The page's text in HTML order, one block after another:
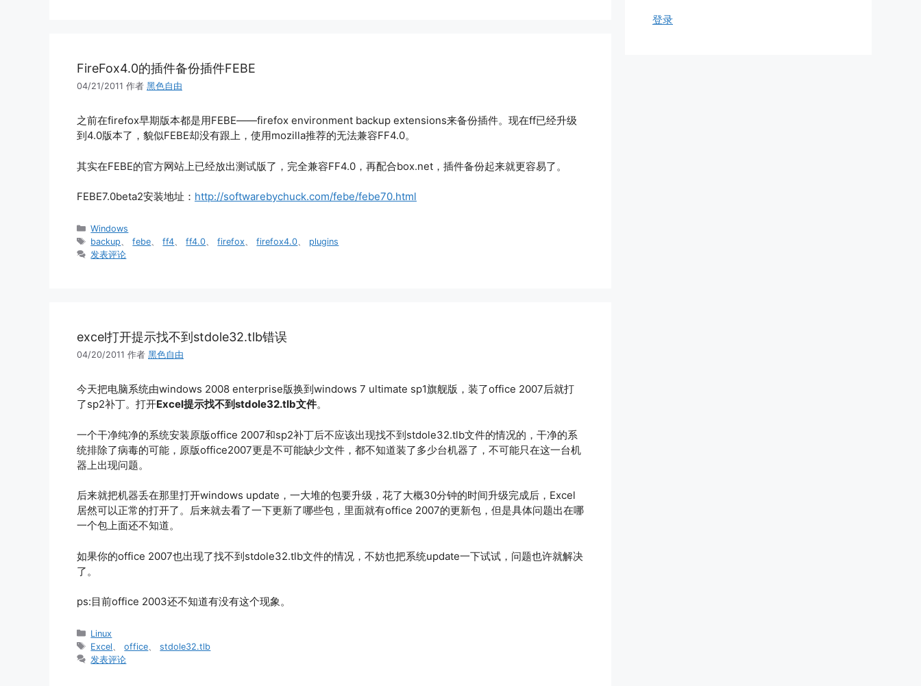
FireFox4.0的插件备份插件FEBE
04/21/2011 作者 黑色自由
之前在firefox早期版本都是用FEBE——firefox environment backup extensions来备份插件。现在ff已经升级
到4.0版本了，貌似FEBE却没有跟上，使用mozilla推荐的无法兼容FF4.0。
其实在FEBE的官方网站上已经放出测试版了，完全兼容FF4.0，再配合box.net，插件备份起来就更容易了。
FEBE7.0beta2安装地址： http://softwarebychuck.com/febe/febe70.html
分
类
Windows
标
签
backup 、febe 、ff4 、ff4.0 、firefox 、firefox4.0
plugins
发表评论
excel打开提示找不到stdole32.tlb错误
04/20/2011 作者 黑色自由
今天把电脑系统由windows 2008 enterprise版换到windows 7 ultimate sp1旗舰版，装了office 2007后就打
了sp2补丁。打开Excel提示找不到stdole32.tlb文件。
一个干净纯净的系统安装原版office 2007和sp2补丁后不应该出现找不到stdole32.tlb文件的情况的，干净的系
统排除了病毒的可能，原版office2007更是不可能缺少文件，都不知道装了多少台机器了，不可能只在这一台机
器上出现问题。
后来就把机器丢在那里打开windows update，一大堆的包要升级，花了大概30分钟的时间升级完成后，Excel
居然可以正常的打开了。后来就去看了一下更新了哪些包，里面就有office 2007的更新包，但是具体问题出在哪
一个包上面还不知道。
如果你的office 2007也出现了找不到stdole32.tlb文件的情况，不妨也把系统update一下试试，问题也许就解决
了。
ps:目前office 2003还不知道有没有这个现象。
分
类
Linux
标
签
Excel 、office 、stdole32.tlb
发表评论
登录